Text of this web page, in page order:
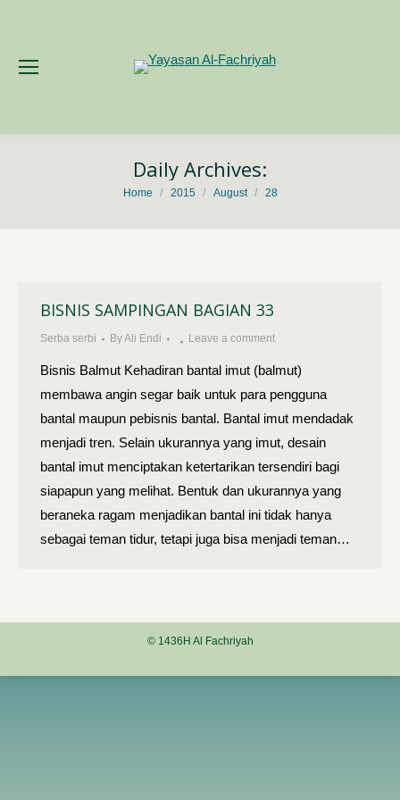
Daily Archives:
You are here:
Home 2015 August 28
BISNIS SAMPINGAN BAGIAN 33
Serba serbi ByAli Endi Leave a comment
Bisnis Balmut Kehadiran bantal imut (balmut)
membawa angin segar baik untuk para pengguna
bantal maupun pebisnis bantal. Bantal imut mendadak
menjadi tren. Selain ukurannya yang imut, desain
bantal imut menciptakan ketertarikan tersendiri bagi
siapapun yang melihat. Bentuk dan ukurannya yang
beraneka ragam menjadikan bantal ini tidak hanya
sebagai teman tidur, tetapi juga bisa menjadi teman…
© 1436H Al Fachriyah